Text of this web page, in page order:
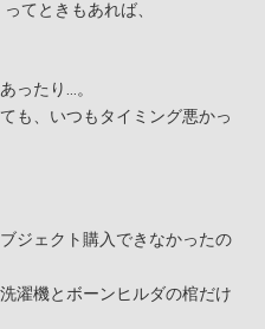
てときもあれば、
ったり…。
も、いつもタイミング悪かっ
ジェクト購入できなかったの
濯機とボーンヒルダの棺だけ